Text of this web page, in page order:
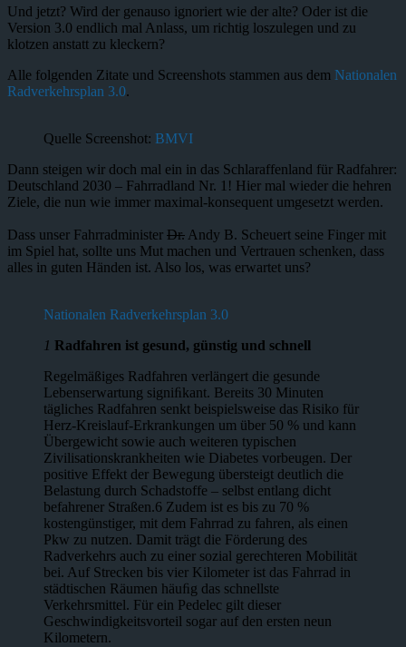
Und jetzt? Wird der genauso ignoriert wie der alte? Oder ist die
Version 3.0 endlich mal Anlass, um richtig loszulegen und zu
klotzen anstatt zu kleckern?
Alle folgenden Zitate und Screenshots stammen aus dem Nationalen
Radverkehrsplan 3.0.
Quelle Screenshot: BMVI
Dann steigen wir doch mal ein in das Schlaraffenland für Radfahrer:
Deutschland 2030 – Fahrradland Nr. 1! Hier mal wieder die hehren
Ziele, die nun wie immer maximal-konsequent umgesetzt werden.
Dass unser Fahrradminister Dr. Andy B. Scheuert seine Finger mit
im Spiel hat, sollte uns Mut machen und Vertrauen schenken, dass
alles in guten Händen ist. Also los, was erwartet uns?
Nationalen Radverkehrsplan 3.0
1 Radfahren ist gesund, günstig und schnell
Regelmäßiges Radfahren verlängert die gesunde
Lebenserwartung signiﬁkant. Bereits 30 Minuten
tägliches Radfahren senkt beispielsweise das Risiko für
Herz-Kreislauf-Erkrankungen um über 50 % und kann
Übergewicht sowie auch weiteren typischen
Zivilisationskrankheiten wie Diabetes vorbeugen. Der
positive Effekt der Bewegung übersteigt deutlich die
Belastung durch Schadstoffe – selbst entlang dicht
befahrener Straßen.6 Zudem ist es bis zu 70 %
kostengünstiger, mit dem Fahrrad zu fahren, als einen
Pkw zu nutzen. Damit trägt die Förderung des
Radverkehrs auch zu einer sozial gerechteren Mobilität
bei. Auf Strecken bis vier Kilometer ist das Fahrrad in
städtischen Räumen häu­ﬁg das schnellste
Verkehrsmittel. Für ein Pedelec gilt dieser
Geschwindigkeits­vorteil sogar auf den ersten neun
Kilometern.